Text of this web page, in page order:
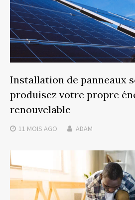
Installation de panneaux
produisez votre propre
renouvelable
11 MOIS AGO ADAM